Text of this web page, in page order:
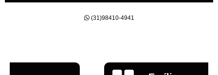
(31)98410-4941